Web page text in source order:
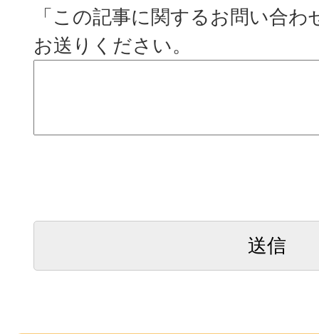
「この記事に関するお問い合
お送りください。